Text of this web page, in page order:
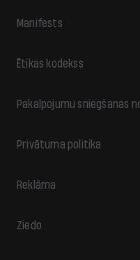
Manifests
Ētikas kodekss
Pakalpojumu sniegšanas
Privātuma politika
Reklāma
Ziedo